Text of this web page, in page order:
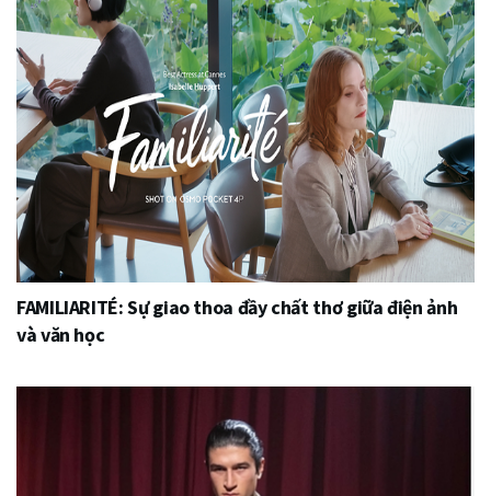
FAMILIARITÉ: Sự giao thoa đầy chất thơ giữa điện ảnh
và văn học